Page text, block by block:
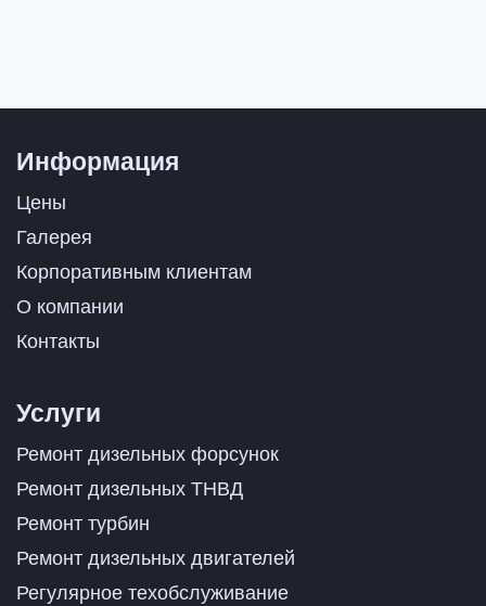
Информация
Цены
Галерея
Корпоративным клиентам
О компании
Контакты
Услуги
Ремонт дизельных форсунок
Ремонт дизельных ТНВД
Ремонт турбин
Ремонт дизельных двигателей
Регулярное техобслуживание